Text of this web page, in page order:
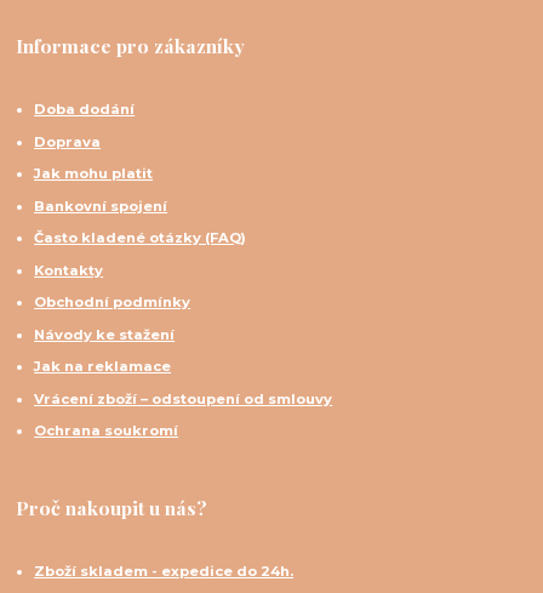
Informace pro zákazníky
Doba dodání
Doprava
Jak mohu platit
Bankovní spojení
Často kladené otázky (FAQ)
Kontakty
Obchodní podmínky
Návody ke stažení
Jak na reklamace
Vrácení zboží – odstoupení od smlouvy
Ochrana soukromí
Proč nakoupit u nás?
Zboží skladem - expedice do 24h.